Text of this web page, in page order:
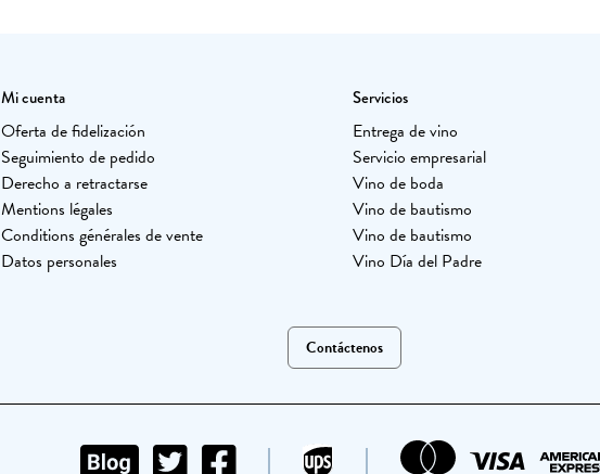
Mi cuenta
Oferta de fidelización
Seguimiento de pedido
Derecho a retractarse
Mentions légales
Conditions générales de vente
Datos personales
Servicios
Entrega de vino
Servicio empresarial
Vino de boda
Vino de bautismo
Vino de bautismo
Vino Día del Padre
Contáctenos